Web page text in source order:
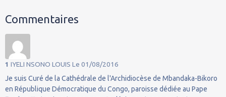
Commentaires
1 IYELI NSONO LOUIS Le 01/08/2016
Je suis Curé de la Cathédrale de l'Archidiocèse de Mbandaka-Bikoro
en République Démocratique du Congo, paroisse dédiée au Pape